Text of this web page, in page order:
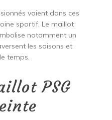
voient dans ces
sportif. Le maillot
notamment un
les saisons et
temps.
PSG